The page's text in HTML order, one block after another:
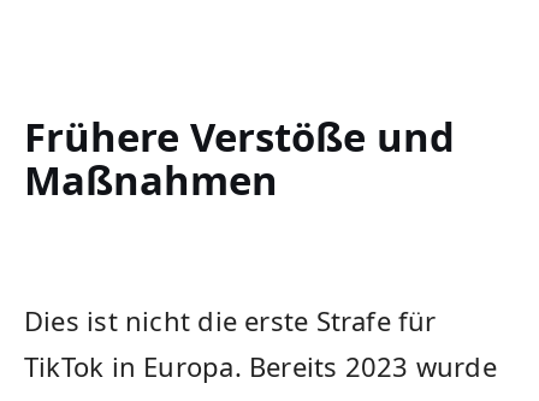
Frühere Verstöße und
Maßnahmen
Dies ist nicht die erste Strafe für
TikTok in Europa. ‌Bereits 2023 wurde